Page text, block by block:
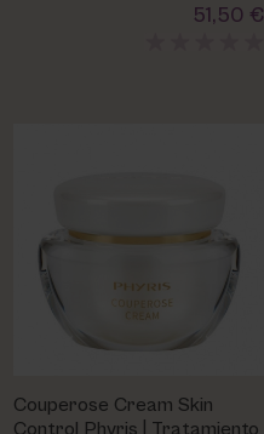
51,50 €
Couperose Cream Skin